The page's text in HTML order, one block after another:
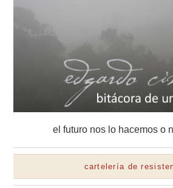
el futuro nos lo hacemos o
cartelería de